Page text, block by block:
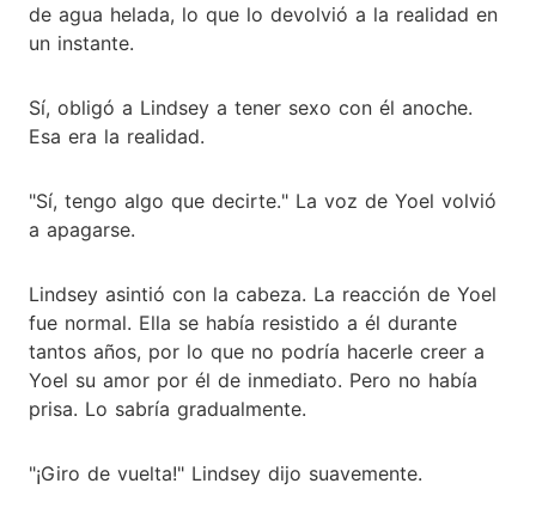
de agua helada, lo que lo devolvió a la realidad en
un instante.
Sí, obligó a Lindsey a tener sexo con él anoche.
Esa era la realidad.
"Sí, tengo algo que decirte." La voz de Yoel volvió
a apagarse.
Lindsey asintió con la cabeza. La reacción de Yoel
fue normal. Ella se había resistido a él durante
tantos años, por lo que no podría hacerle creer a
Yoel su amor por él de inmediato. Pero no había
prisa. Lo sabría gradualmente.
"¡Giro de vuelta!" Lindsey dijo suavemente.